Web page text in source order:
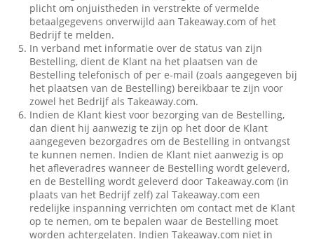
plicht om onjuistheden in verstrekte of vermelde
betaalgegevens onverwijld aan Takeaway.com of het
Bedrijf te melden.
In verband met informatie over de status van zijn
Bestelling, dient de Klant na het plaatsen van de
Bestelling telefonisch of per e-mail (zoals aangegeven bij
het plaatsen van de Bestelling) bereikbaar te zijn voor
zowel het Bedrijf als Takeaway.com.
Indien de Klant kiest voor bezorging van de Bestelling,
dan dient hij aanwezig te zijn op het door de Klant
aangegeven bezorgadres om de Bestelling in ontvangst
te kunnen nemen. Indien de Klant niet aanwezig is op
het afleveradres wanneer de Bestelling wordt geleverd,
en de Bestelling wordt geleverd door Takeaway.com (in
plaats van het Bedrijf zelf) zal Takeaway.com een
redelijke inspanning verrichten om contact met de Klant
op te nemen, om te bepalen waar de Bestelling moet
worden achtergelaten. Indien Takeaway.com niet in